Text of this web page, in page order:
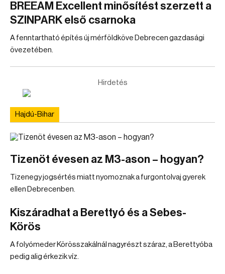
BREEAM Excellent minősítést szerzett a
SZINPARK első csarnoka
A fenntartható építés új mérföldköve Debrecen gazdasági
övezetében.
Hirdetés
Hajdú-Bihar
Tizenöt évesen az M3-ason – hogyan?
Tizenegy jogsértés miatt nyomoznak a furgontolvaj gyerek
ellen Debrecenben.
Kiszáradhat a Berettyó és a Sebes-
Körös
A folyómeder Körösszakálnál nagyrészt száraz, a Berettyóba
pedig alig érkezik víz.